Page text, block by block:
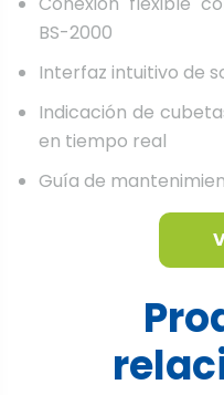
BS-2000
Interfaz intuitivo de
Indicación de
en tiempo real
Guía de